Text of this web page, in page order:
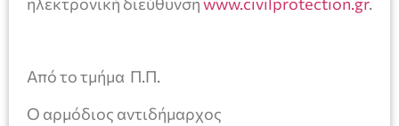
Από το τμήμα Π.Π.
Ο αρμόδιος αντιδήμαρχος